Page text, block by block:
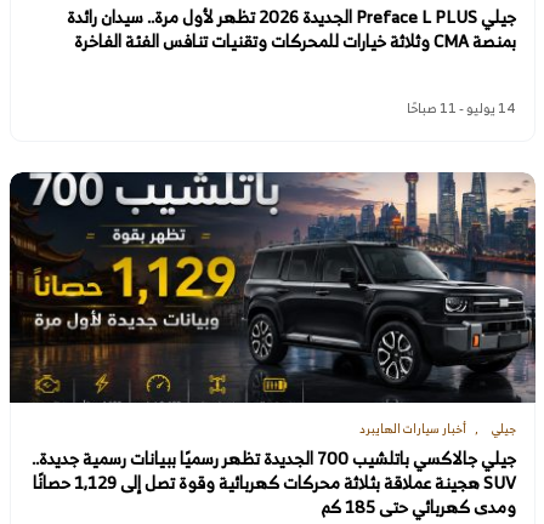
جيلي Preface L PLUS الجديدة 2026 تظهر لأول مرة.. سيدان رائدة
بمنصة CMA وثلاثة خيارات للمحركات وتقنيات تنافس الفئة الفاخرة
14 يوليو - 11 صباحًا
جيلي أخبار سيارات الهايبرد
جيلي جالاكسي باتلشيب 700 الجديدة تظهر رسميًا ببيانات رسمية جديدة..
SUV هجينة عملاقة بثلاثة محركات كهربائية وقوة تصل إلى 1,129 حصانًا
ومدى كهربائي حتى 185 كم